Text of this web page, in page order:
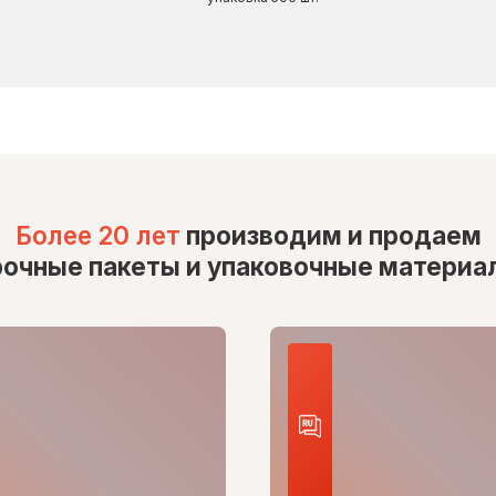
Более 20 лет производим и продаем
пакеты и упаковочные